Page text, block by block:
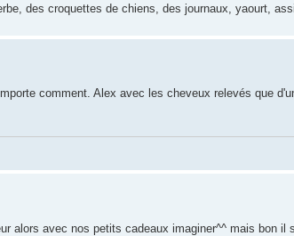
des croquettes de chiens, des journaux, yaourt,
comment. Alex avec les cheveux relevés que
alors avec nos petits cadeaux imaginer^^ mais bon il